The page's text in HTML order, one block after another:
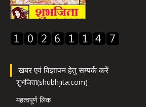
खबर एवं विज्ञापन हेतु सम्पर्क करें
शुभजिता(shubhjita.com)
महत्वपूर्ण लिंक